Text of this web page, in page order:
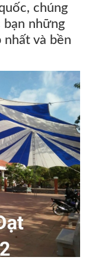
chúng
những
nhất và bền